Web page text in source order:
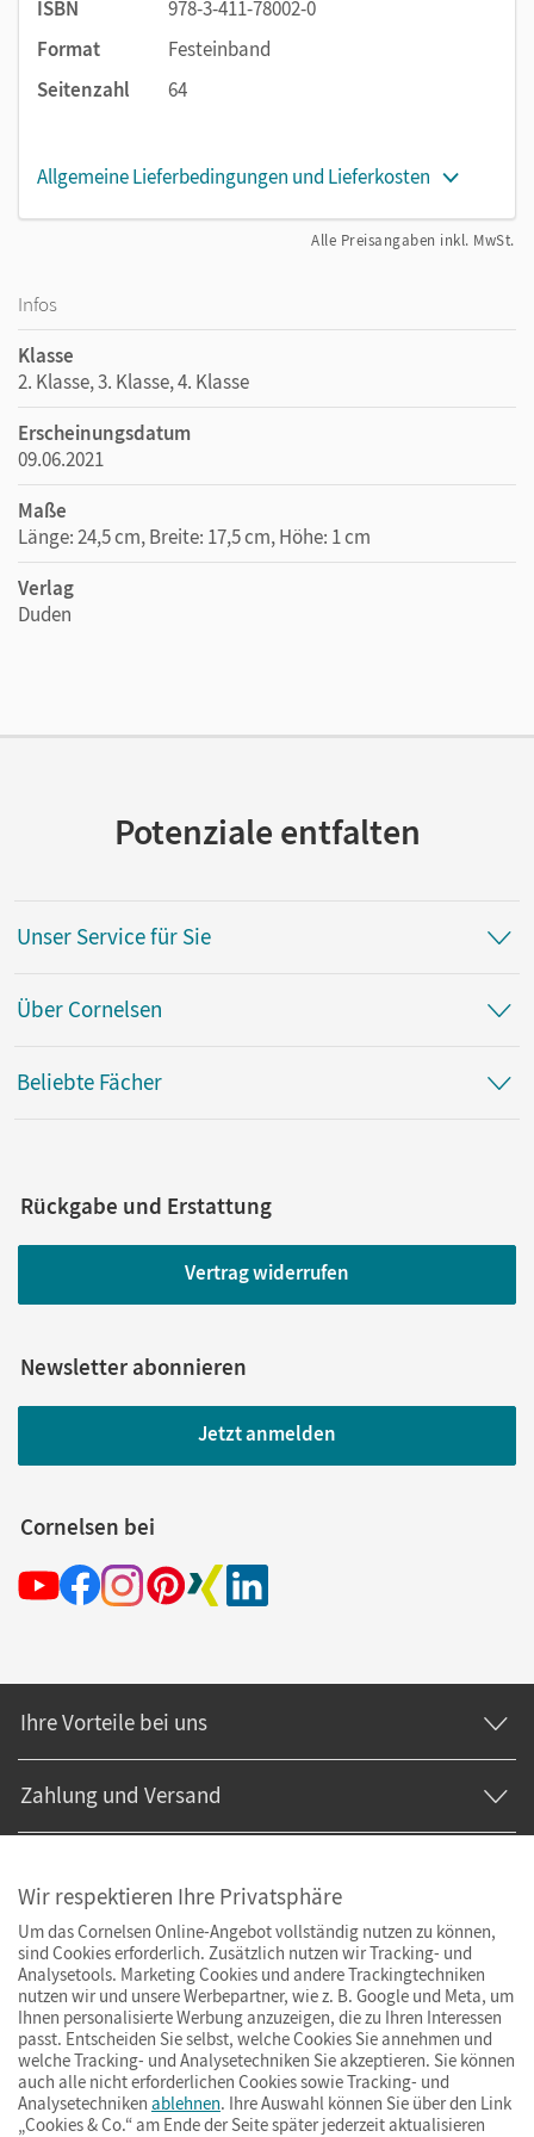
ISBN
978-3-411-78002-0
Format
Festeinband
Seitenzahl
64
Allgemeine Lieferbedingungen und Lieferkosten
Alle Preisangaben inkl. MwSt.
Infos
Klasse
2. Klasse, 3. Klasse, 4. Klasse
Erscheinungsdatum
09.06.2021
Maße
Länge: 24,5 cm, Breite: 17,5 cm, Höhe: 1 cm
Verlag
Duden
Potenziale entfalten
Unser Service für Sie
Über Cornelsen
Beliebte Fächer
Rückgabe und Erstattung
Vertrag widerrufen
Newsletter abonnieren
Jetzt anmelden
Cornelsen bei
Ihre Vorteile bei uns
Zahlung und Versand
Wir respektieren Ihre Privatsphäre
Um das Cornelsen Online-Angebot vollständig nutzen zu können,
sind Cookies erforderlich. Zusätzlich nutzen wir Tracking- und
Analysetools. Marketing Cookies und andere Trackingtechniken
nutzen wir und unsere Werbepartner, wie z. B. Google und Meta, um
Ihnen personalisierte Werbung anzuzeigen, die zu Ihren Interessen
passt. Entscheiden Sie selbst, welche Cookies Sie annehmen und
welche Tracking- und Analysetechniken Sie akzeptieren. Sie können
auch alle nicht erforderlichen Cookies sowie Tracking- und
Analysetechniken ablehnen. Ihre Auswahl können Sie über den Link
„Cookies & Co.“ am Ende der Seite später jederzeit aktualisieren